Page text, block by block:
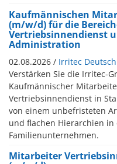
Kaufmännischen
(m/w/d) für die
Vertriebsinnendienst
Administration
02.08.2026 / Irritec
Verstärken Sie die Irritec-
Kaufmännischer
Vertriebsinnendienst in
von einem unbefristeten
und flachen Hierarchien
Familienunternehmen.
Mitarbeiter